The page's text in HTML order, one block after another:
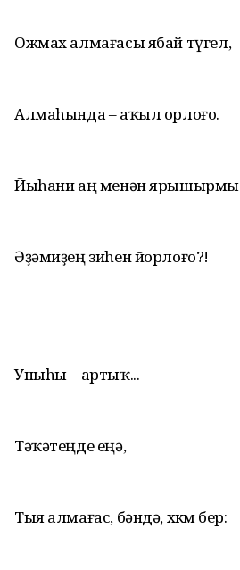
Ожмах алмағасы ябай түгел,
Алмаhында – аҡыл орлоғо.
Йыhани аң менән ярышырмы
Әҙәмиҙең зиhен йорлоғо?!
Уныhы – артыҡ...
Тәҡәтеңде еңә,
Тыя алмағас, бәндә, хөкөм бер: